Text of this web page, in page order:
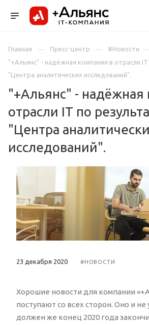
Главная Пресс-центр
#Новости
"+Альянс" - надёжная компания в отрасли
"Центра аналитических исследований".
"+Альянс" - надёжная
отрасли IT по
"Центра
исследований".
23 декабря 2020 #НОВОСТИ
Хорошие новости для компании
поступают со всех сторон. Оно и
должен же конец 2020 года